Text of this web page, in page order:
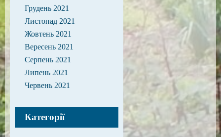
Грудень 2021
Листопад 2021
Жовтень 2021
Вересень 2021
Серпень 2021
Липень 2021
Червень 2021
Категорії